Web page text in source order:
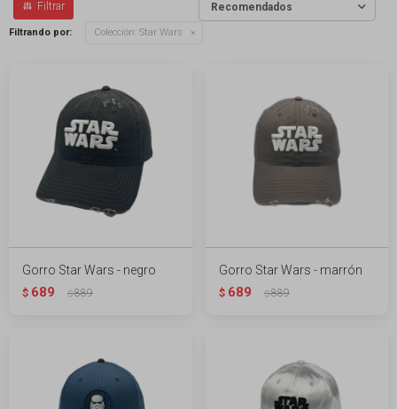
Recomendados
Filtrando por: Colección: Star Wars
Gorro Star Wars - negro
$ 689 $889
Gorro Star Wars - marrón
$ 689 $889